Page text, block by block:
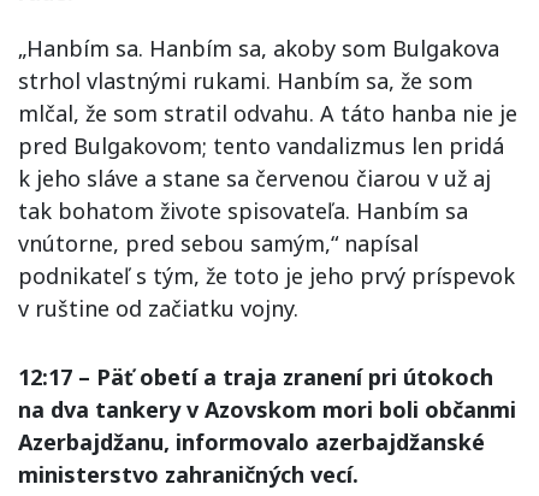
„Hanbím sa. Hanbím sa, akoby som Bulgakova
strhol vlastnými rukami. Hanbím sa, že som
mlčal, že som stratil odvahu. A táto hanba nie je
pred Bulgakovom; tento vandalizmus len pridá
k jeho sláve a stane sa červenou čiarou v už aj
tak bohatom živote spisovateľa. Hanbím sa
vnútorne, pred sebou samým,“ napísal
podnikateľ s tým, že toto je jeho prvý príspevok
v ruštine od začiatku vojny.
12:17 – Päť obetí a traja zranení pri útokoch
na dva tankery v Azovskom mori boli občanmi
Azerbajdžanu, informovalo azerbajdžanské
ministerstvo zahraničných vecí.